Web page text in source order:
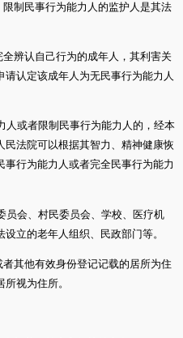
制民事行为能力人的监护人是其法
辨认自己行为的成年人，其利害关
认定该成年人为无民事行为能力人
人或者限制民事行为能力人的，经本
民法院可以根据其智力、精神健康恢
行为能力人或者完全民事行为能力
员会、村民委员会、学校、医疗机
立的老年人组织、民政部门等。
其他有效身份登记记载的居所为住
视为住所。